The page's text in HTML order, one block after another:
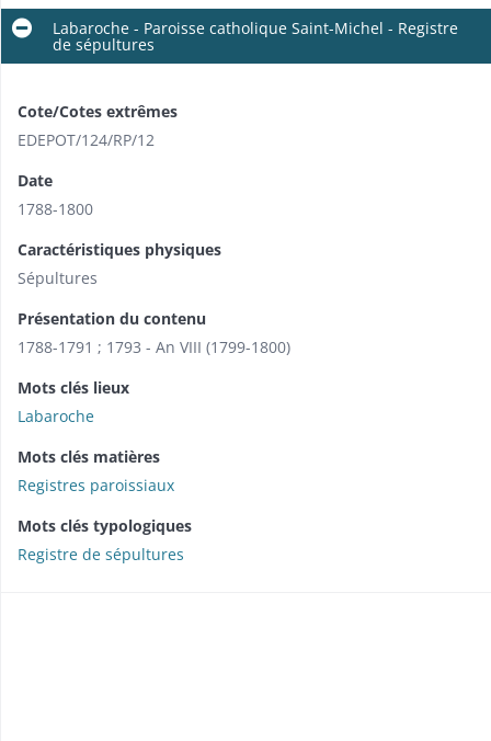
Labaroche - Paroisse catholique Saint-Michel - Registre
de sépultures
Cote/Cotes extrêmes
EDEPOT/124/RP/12
Date
1788-1800
Caractéristiques physiques
Sépultures
Présentation du contenu
1788-1791 ; 1793 - An VIII (1799-1800)
Mots clés lieux
Labaroche
Mots clés matières
Registres paroissiaux
Mots clés typologiques
Registre de sépultures